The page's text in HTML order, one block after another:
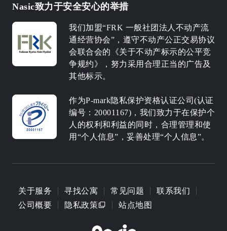
Nasic致力于安全安心的举措
我们加盟“FRK 一般社团法人不动产流
通经营协会”，遵守不动产公正交易协议
会联合会的《关于不动产标示的公平竞
争规约》，努力采用合理正当的广告及
其他标示。
作为P-mark隐私保护资格认证公司(认证
编号：20001167)，我们致力于在保护个
人的权利和利益的同时，合理管理和使
用“个人信息”，妥善处理“个人信息”。
关于服务 寻找公寓 常见问题
联系我们
公司概要
隐私政策 站点地图